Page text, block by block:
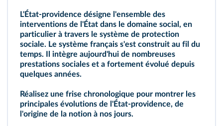
L'État-providence désigne l'ensemble des
interventions de l'État dans le domaine social, en
particulier à travers le système de protection
sociale. Le système français s'est construit au fil du
temps. Il intègre aujourd'hui de nombreuses
prestations sociales et a fortement évolué depuis
quelques années.
Réalisez une frise chronologique pour montrer les
principales évolutions de l'État-providence, de
l'origine de la notion à nos jours.